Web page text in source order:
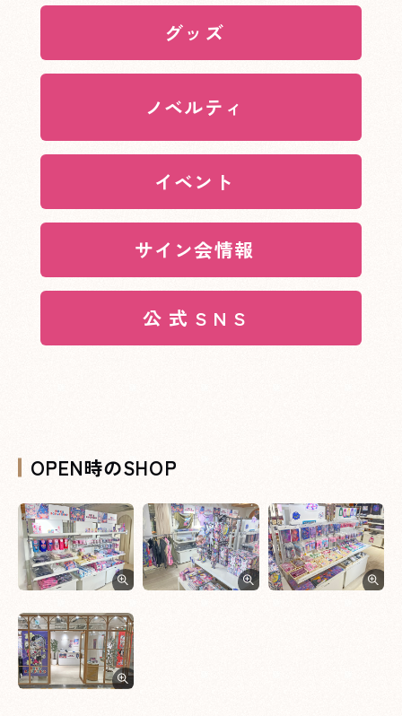
XXXへページ遷移します。
グッズ
XXXへページ遷移します。
ノベルティ
XXXへページ遷移します。
イベント
XXXへページ遷移します。
サイン会情報
XXXへページ遷移します。
公 式 S N S
OPEN時のSHOP